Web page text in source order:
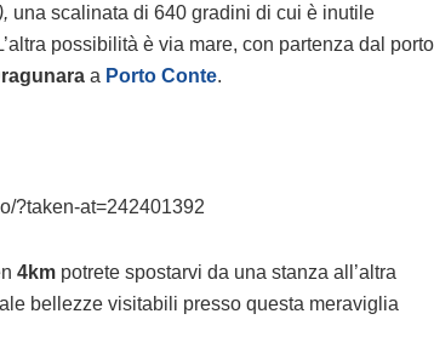
), una scalinata di 640 gradini di cui è inutile
possibilità è via mare, con partenza dal porto
a Porto Conte.
?taken-at=242401392
4km potrete spostarvi da una stanza all’altra
bellezze visitabili presso questa meraviglia